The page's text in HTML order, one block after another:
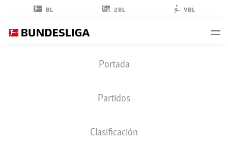
BL 2BL VBL
Portada
Partidos
Clasificación